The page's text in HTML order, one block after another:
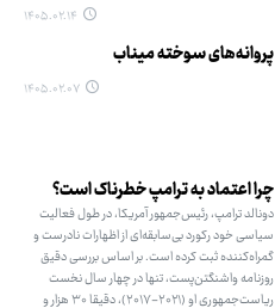
۱۴۰۵.۰۲.۱۴
پروانه‌های سوخته میناب
۱۴۰۵.۰۲.۰۷
چرا اعتماد به ترامپ خطرناک است؟
دونالد ترامپ، رئیس‌جمهور آمریکا، در طول فعالیت
سیاسی خود رکورد بی‌سابقه‌ای از اظهارات نادرست و
گمراه‌کننده ثبت کرده است. بر اساس بررسی دقیق
روزنامه واشنگتن‌پست، تنها در چهار سال نخست
ریاست‌جمهوری او (۲۰۲۱-۲۰۱۷)، دقیقا ۳۰ هزار و